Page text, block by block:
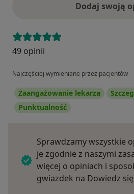
Dodaj swoją
49 opinii
Najczęściej wymieniane przez pacjentów
Zaangażowanie lekarza
Punktualność
Sprawdzamy wszystkie
je zgodnie z naszymi
więcej o opiniach i
gwiazdek na Dowiedz